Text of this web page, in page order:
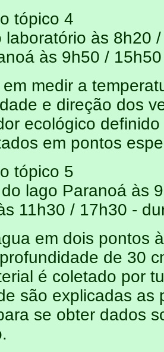
tópico 4
laboratório às 8h20
às 9h50 /
medir a
e direção dos
ecológico
em pontos
tópico 5
lago Paranoá às
11h30 / 17h30 -
em dois pontos
de 30
é coletado por
são explicadas as
se obter dados